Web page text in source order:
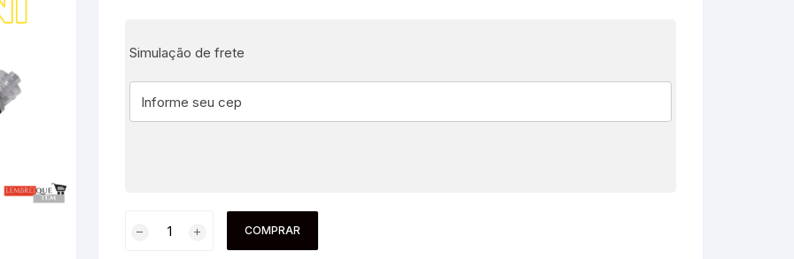
e
– Boneca etc
Bebês e
Brinquedo
ao Ar Livre
Ferramentas e
Utilidades
Simulação de frete
COMPRAR